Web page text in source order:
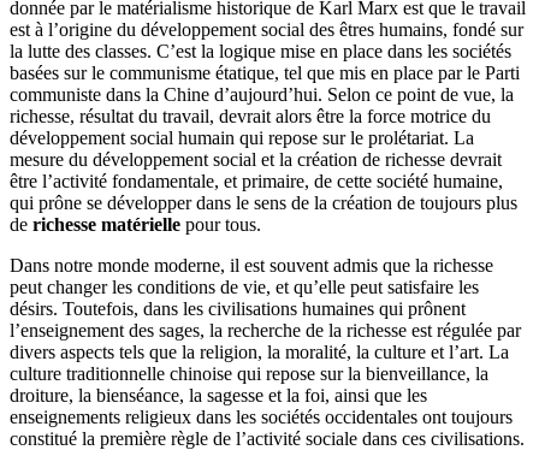
donnée par le matérialisme historique de Karl Marx est que le travail
est à l’origine du développement social des êtres humains, fondé sur
la lutte des classes. C’est la logique mise en place dans les sociétés
basées sur le communisme étatique, tel que mis en place par le Parti
communiste dans la Chine d’aujourd’hui. Selon ce point de vue, la
richesse, résultat du travail, devrait alors être la force motrice du
développement social humain qui repose sur le prolétariat. La
mesure du développement social et la création de richesse devrait
être l’activité fondamentale, et primaire, de cette société humaine,
qui prône se développer dans le sens de la création de toujours plus
de richesse matérielle pour tous.
Dans notre monde moderne, il est souvent admis que la richesse
peut changer les conditions de vie, et qu’elle peut satisfaire les
désirs. Toutefois, dans les civilisations humaines qui prônent
l’enseignement des sages, la recherche de la richesse est régulée par
divers aspects tels que la religion, la moralité, la culture et l’art. La
culture traditionnelle chinoise qui repose sur la bienveillance, la
droiture, la bienséance, la sagesse et la foi, ainsi que les
enseignements religieux dans les sociétés occidentales ont toujours
constitué la première règle de l’activité sociale dans ces civilisations.